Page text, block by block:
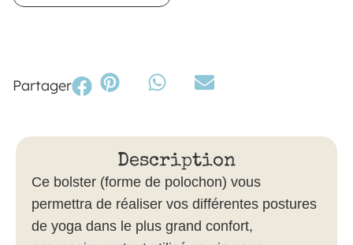
Partager
Description
Ce bolster (forme de polochon) vous
permettra de réaliser vos différentes postures
de yoga dans le plus grand confort,